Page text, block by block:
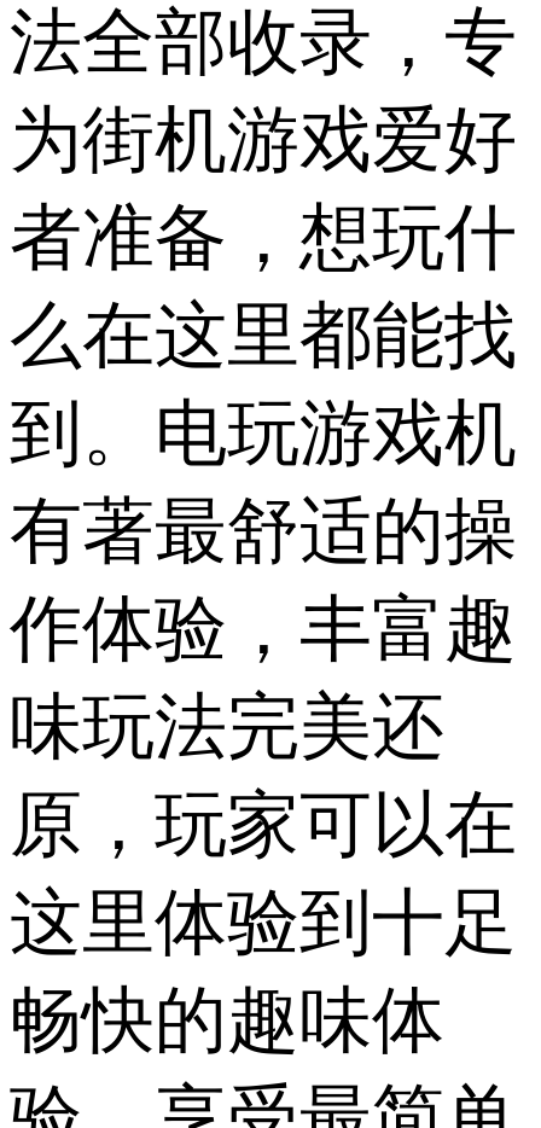
法全部收录，专
为街机游戏爱好
者准备，想玩什
么在这里都能找
到。电玩游戏机
有著最舒适的操
作体验，丰富趣
味玩法完美还
原，玩家可以在
这里体验到十足
畅快的趣味体